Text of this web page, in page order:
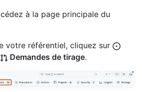
à la page principale du
votre référentiel, cliquez sur
Demandes de tirage.